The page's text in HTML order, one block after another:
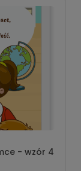
- wzór 4